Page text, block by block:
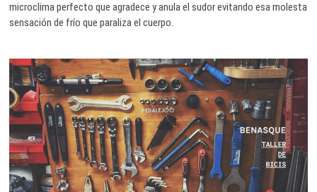
microclima perfecto que agradece y anula el sudor evitando esa molesta
sensación de frío que paraliza el cuerpo.